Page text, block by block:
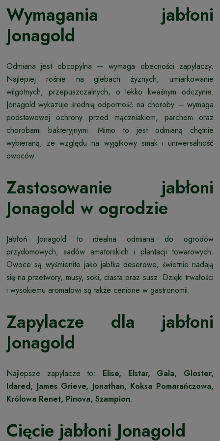
Wymagania jabłoni
Jonagold
Odmiana jest obcopylna — wymaga obecności zapylaczy.
Najlepiej rośnie na glebach żyznych, umiarkowanie
wilgotnych, przepuszczalnych, o lekko kwaśnym odczynie.
Jonagold wykazuje średnią odporność na choroby — wymaga
podstawowej ochrony przed mączniakiem, parchem oraz
chorobami bakteryjnymi. Mimo to jest odmianą chętnie
wybieraną, ze względu na wyjątkowy smak i uniwersalność
owoców.
Zastosowanie jabłoni
Jonagold w ogrodzie
Jabłoń Jonagold to idealna odmiana do ogrodów
przydomowych, sadów amatorskich i plantacji towarowych.
Owoce są wyśmienite jako jabłka deserowe, świetnie nadają
się na przetwory, musy, soki, ciasta oraz susz. Dzięki trwałości
i wysokiemu aromatowi są także cenione w gastronomii.
Zapylacze dla jabłoni
Jonagold
Najlepsze zapylacze to: Elise, Elstar, Gala, Gloster,
Idared, James Grieve, Jonathan, Koksa Pomarańczowa,
Królowa Renet, Pinova, Szampion.
Cięcie jabłoni Jonagold